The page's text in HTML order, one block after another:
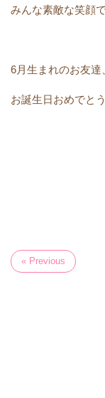
みんな素敵な笑顔
6月生まれのお友達
お誕生日おめでと
« Previous